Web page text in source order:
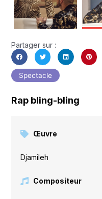
Partager sur :
Spectacle
Rap bling-bling
Œuvre
Djamileh
Compositeur